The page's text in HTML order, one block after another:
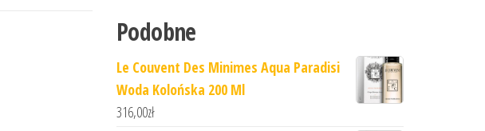
Podobne
Le Couvent Des Minimes Aqua Paradisi
Woda Kolońska 200 Ml
316,00zł